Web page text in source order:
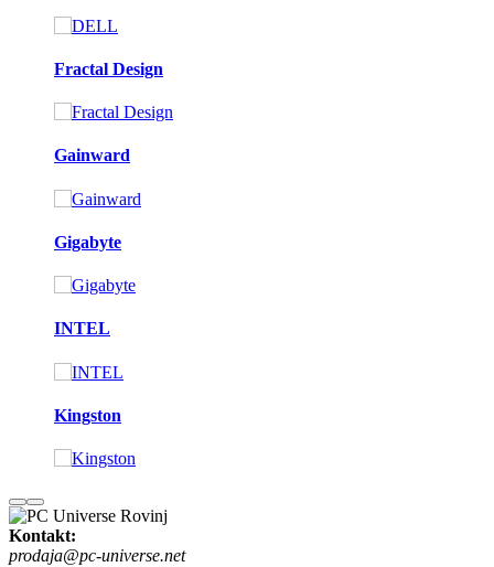
Fractal Design
Gainward
Gigabyte
INTEL
Kingston
Kontakt:
prodaja@pc-universe.net